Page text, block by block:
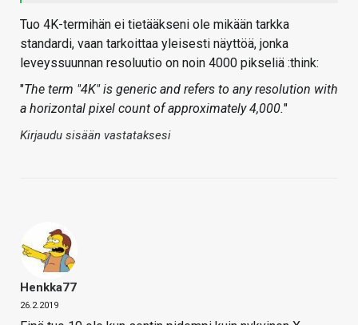
Tuo 4K-termihän ei tietääkseni ole mikään tarkka
standardi, vaan tarkoittaa yleisesti näyttöä, jonka
leveyssuunnan resoluutio on noin 4000 pikseliä :think:
"The term "4K" is generic and refers to any resolution with
a horizontal pixel count of approximately 4,000."
Kirjaudu sisään vastataksesi
Henkka77
26.2.2019